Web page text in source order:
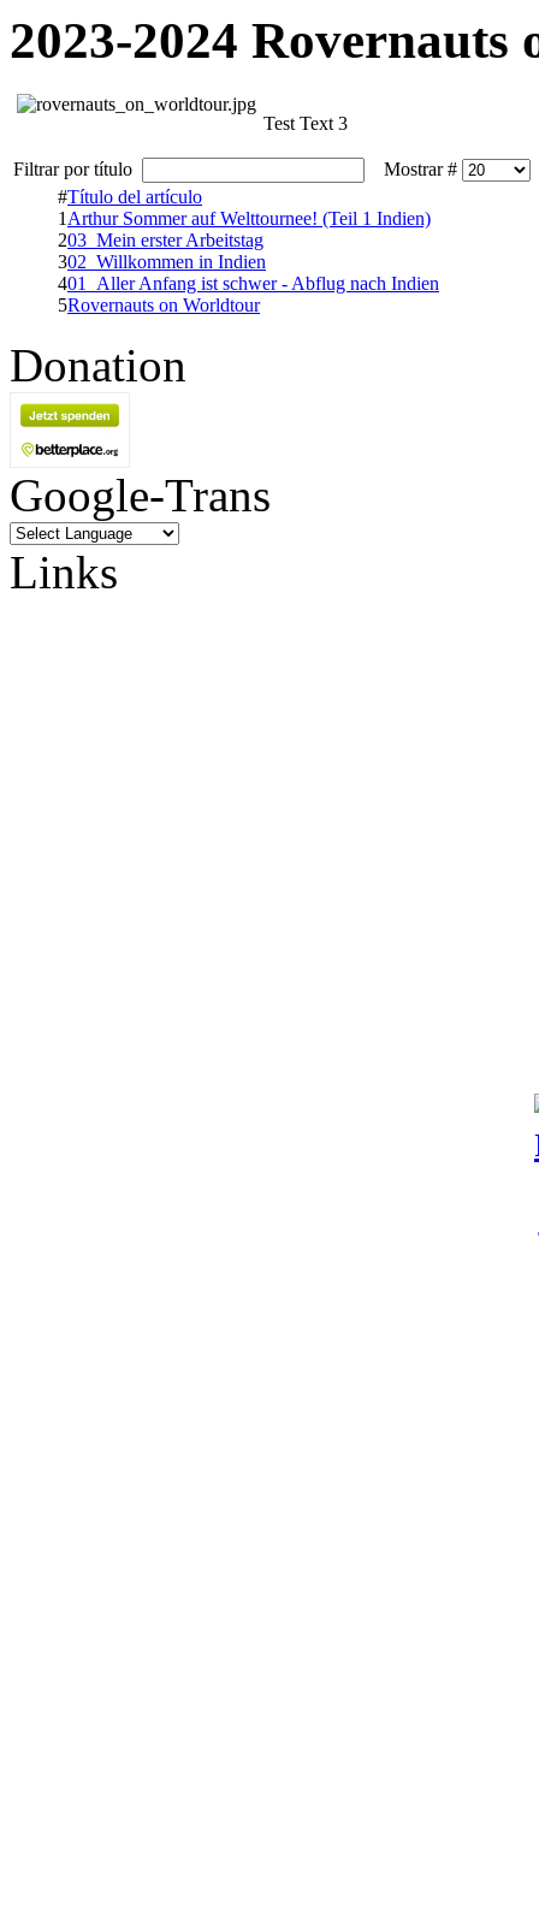
2023-2024 Rovernauts
Test Text 3
Filtrar por título
Mostrar #
#Título del artículo
1 Arthur Sommer auf Welttournee! (Teil 1 Indien)
203_Mein erster Arbeitstag
302_Willkommen in Indien
401_Aller Anfang ist schwer - Abflug nach Indien
5Rovernauts on Worldtour
Donation
Google-Trans
Links